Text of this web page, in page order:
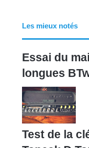
Les mieux notés
Essai du
longues
Test de la